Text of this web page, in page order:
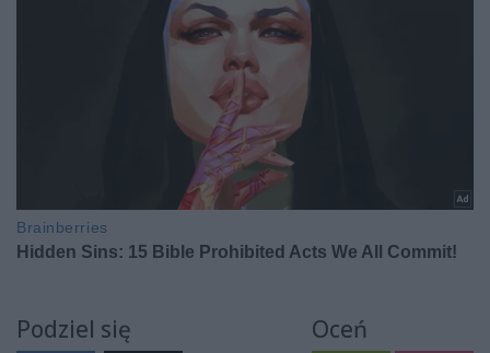
Podziel się Oceń